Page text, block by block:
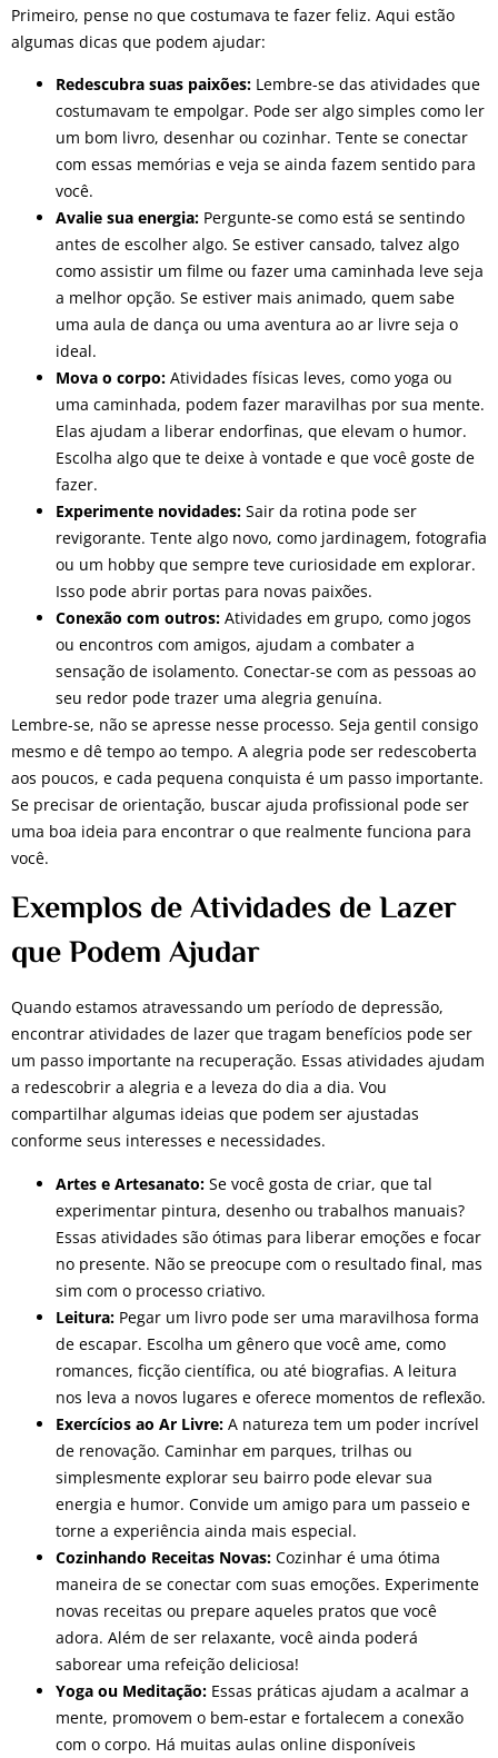
Primeiro, pense no que costumava te fazer feliz. Aqui estão
algumas dicas que podem ajudar:
Redescubra suas paixões: Lembre-se das atividades que
costumavam te empolgar. Pode ser algo simples como ler
um bom livro, desenhar ou cozinhar. Tente se conectar
com essas memórias e veja se ainda fazem sentido para
você.
Avalie sua energia: Pergunte-se como está se sentindo
antes de escolher algo. Se estiver cansado, talvez algo
como assistir um filme ou fazer uma caminhada leve seja
a melhor opção. Se estiver mais animado, quem sabe
uma aula de dança ou uma aventura ao ar livre seja o
ideal.
Mova o corpo: Atividades físicas leves, como yoga ou
uma caminhada, podem fazer maravilhas por sua mente.
Elas ajudam a liberar endorfinas, que elevam o humor.
Escolha algo que te deixe à vontade e que você goste de
fazer.
Experimente novidades: Sair da rotina pode ser
revigorante. Tente algo novo, como jardinagem, fotografia
ou um hobby que sempre teve curiosidade em explorar.
Isso pode abrir portas para novas paixões.
Conexão com outros: Atividades em grupo, como jogos
ou encontros com amigos, ajudam a combater a
sensação de isolamento. Conectar-se com as pessoas ao
seu redor pode trazer uma alegria genuína.
Lembre-se, não se apresse nesse processo. Seja gentil consigo
mesmo e dê tempo ao tempo. A alegria pode ser redescoberta
aos poucos, e cada pequena conquista é um passo importante.
Se precisar de orientação, buscar ajuda profissional pode ser
uma boa ideia para encontrar o que realmente funciona para
você.
Exemplos de Atividades de Lazer
que Podem Ajudar
Quando estamos atravessando um período de depressão,
encontrar atividades de lazer que tragam benefícios pode ser
um passo importante na recuperação. Essas atividades ajudam
a redescobrir a alegria e a leveza do dia a dia. Vou
compartilhar algumas ideias que podem ser ajustadas
conforme seus interesses e necessidades.
Artes e Artesanato: Se você gosta de criar, que tal
experimentar pintura, desenho ou trabalhos manuais?
Essas atividades são ótimas para liberar emoções e focar
no presente. Não se preocupe com o resultado final, mas
sim com o processo criativo.
Leitura: Pegar um livro pode ser uma maravilhosa forma
de escapar. Escolha um gênero que você ame, como
romances, ficção científica, ou até biografias. A leitura
nos leva a novos lugares e oferece momentos de reflexão.
Exercícios ao Ar Livre: A natureza tem um poder incrível
de renovação. Caminhar em parques, trilhas ou
simplesmente explorar seu bairro pode elevar sua
energia e humor. Convide um amigo para um passeio e
torne a experiência ainda mais especial.
Cozinhando Receitas Novas: Cozinhar é uma ótima
maneira de se conectar com suas emoções. Experimente
novas receitas ou prepare aqueles pratos que você
adora. Além de ser relaxante, você ainda poderá
saborear uma refeição deliciosa!
Yoga ou Meditação: Essas práticas ajudam a acalmar a
mente, promovem o bem-estar e fortalecem a conexão
com o corpo. Há muitas aulas online disponíveis